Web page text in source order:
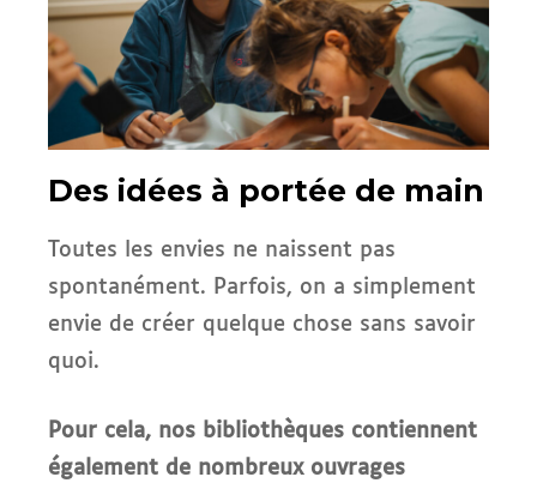
Des idées à portée de main
Toutes les envies ne naissent pas
spontanément. Parfois, on a simplement
envie de créer quelque chose sans savoir
quoi.
Pour cela, nos bibliothèques contiennent
également de nombreux ouvrages